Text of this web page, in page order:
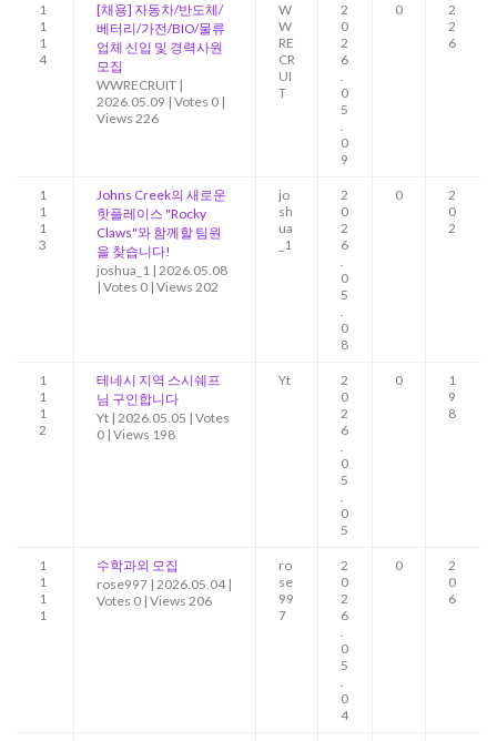
1
1
1
4
[채용] 자동차/반도체/
베터리/가전/BIO/물류
업체 신입 및 경력사원
모집
WWRECRUIT |
2026.05.09 | Votes 0 |
Views 226
W
W
RE
CR
UI
T
2
0
2
6
.
0
5
.
0
9
0
2
2
6
1
1
1
3
Johns Creek의 새로운
핫플레이스 "Rocky
Claws"와 함께할 팀원
을 찾습니다!
joshua_1 | 2026.05.08
| Votes 0 | Views 202
jo
sh
ua
_1
2
0
2
6
.
0
5
.
0
8
0
2
0
2
1
1
1
2
테네시 지역 스시쉐프
님 구인합니다
Yt | 2026.05.05 | Votes
0 | Views 198
Yt
2
0
2
6
.
0
5
.
0
5
0
1
9
8
1
1
1
1
수학과외 모집
rose997 | 2026.05.04 |
Votes 0 | Views 206
ro
se
99
7
2
0
2
6
.
0
5
.
0
4
0
2
0
6